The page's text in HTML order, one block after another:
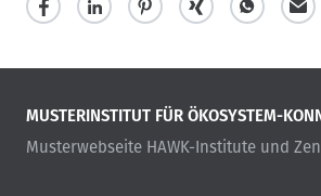
MUSTERINSTITUT FÜR ÖKOSYSTEM-
Musterwebseite HAWK-Institute und